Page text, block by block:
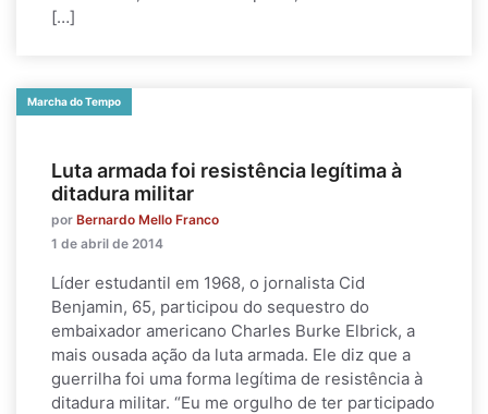
[…]
Marcha do Tempo
Luta armada foi resistência legítima à
ditadura militar
por Bernardo Mello Franco
1 de abril de 2014
Líder estudantil em 1968, o jornalista Cid
Benjamin, 65, participou do sequestro do
embaixador americano Charles Burke Elbrick, a
mais ousada ação da luta armada. Ele diz que a
guerrilha foi uma forma legítima de resistência à
ditadura militar. “Eu me orgulho de ter participado